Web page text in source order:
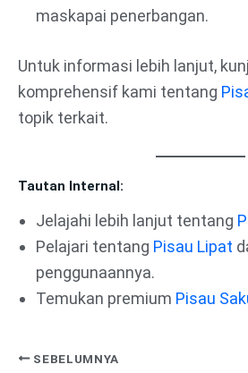
maskapai penerbangan.
Untuk informasi lebih lanjut,
komprehensif kami tentang
topik terkait.
Tautan Internal:
Jelajahi lebih lanjut tentang
Pelajari tentang Pisau Lipat
penggunaannya.
Temukan premium Pisau
SEBELUMNYA